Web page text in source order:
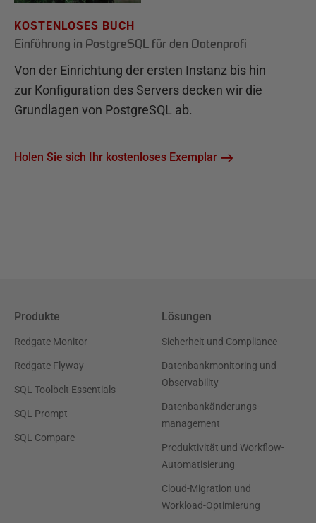
KOSTENLOSES BUCH
Einführung in PostgreSQL für den Datenprofi
Von der Einrichtung der ersten Instanz bis hin
zur Konfiguration des Servers decken wir die
Grundlagen von PostgreSQL ab.
Holen Sie sich Ihr kostenloses Exemplar
Produkte
Redgate Monitor
Redgate Flyway
SQL Toolbelt Essentials
SQL Prompt
SQL Compare
Lösungen
Sicherheit und Compliance
Datenbankmonitoring und
Observability
Datenbankänderungs-
management
Produktivität und Workflow-
Automatisierung
Cloud-Migration und
Workload-Optimierung